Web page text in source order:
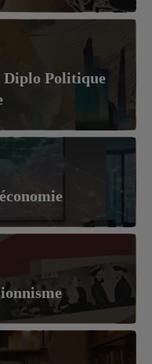
Diplo Politique